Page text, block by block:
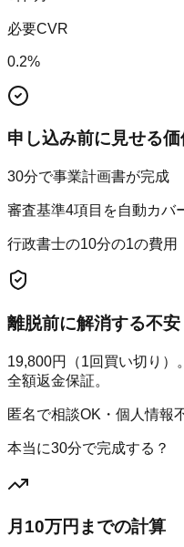
必要CVR
0.2%
申し込み前に見せる価
30分で事業計画書が完成
審査基準4項目を自動カバ
行政書士の10分の1の費用
離脱前に解消する不安
19,800円（1回買い切り）
全額返金保証。
匿名で相談OK・個人情報
本当に30分で完成する？
月10万円までの計算